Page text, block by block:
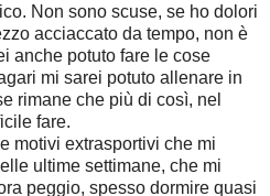
Non sono scuse, se ho dolori
acciaccato da tempo, non è
anche potuto fare le cose
mi sarei potuto allenare in
rimane che più di così, nel
fare.
motivi extrasportivi che mi
ultime settimane, che mi
peggio, spesso dormire quasi